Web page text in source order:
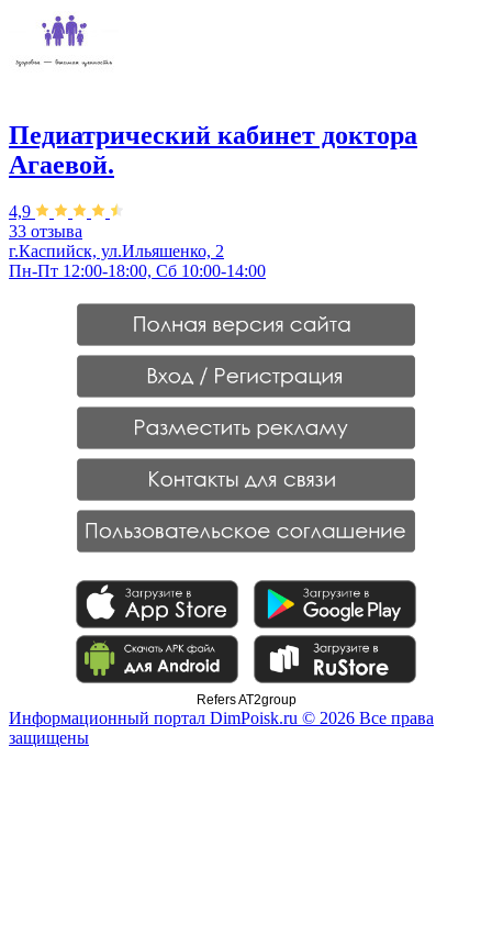
Педиатрический кабинет доктора
Агаевой.
4,9
33 отзыва
г.Каспийск, ул.​Ильяшенко, 2
Пн-Пт 12:00-18:00, Сб 10:00-14:00
Refers AT2group
Информационный портал DimPoisk.ru © 2026 Все права
защищены